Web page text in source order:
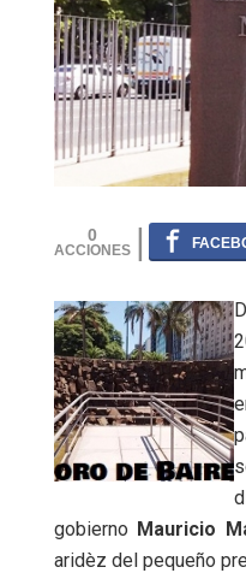
0
gobierno Mauricio
aridèz del pequeño